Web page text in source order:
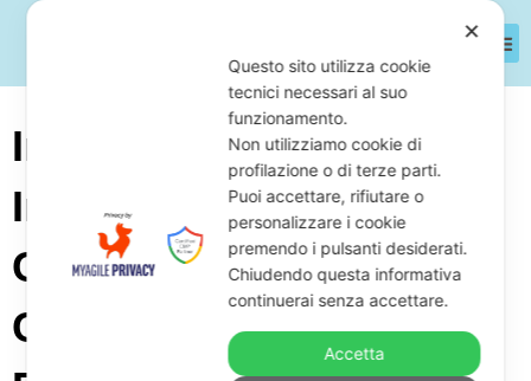
Impresa Di Edilizia
Industrializzata E
Costruzioni Off-site In
Crisi D’impresa: Cosa
✕
Questo sito utilizza cookie
tecnici necessari al suo
funzionamento.
Non utilizziamo cookie di
profilazione o di terze parti.
Puoi accettare, rifiutare o
personalizzare i cookie
premendo i pulsanti desiderati.
Chiudendo questa informativa
continuerai senza accettare.
Accetta